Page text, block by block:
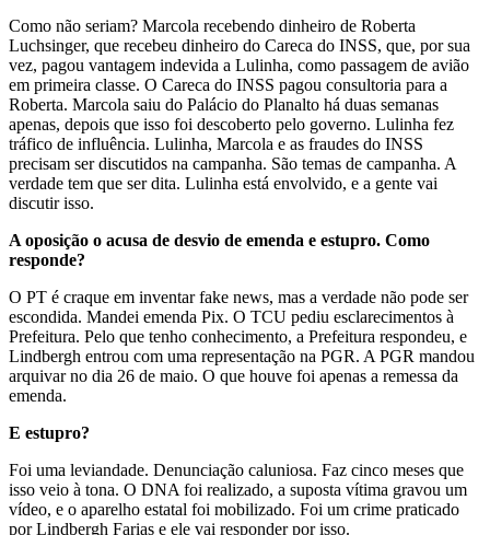
Como não seriam? Marcola recebendo dinheiro de Roberta
Luchsinger, que recebeu dinheiro do Careca do INSS, que, por sua
vez, pagou vantagem indevida a Lulinha, como passagem de avião
em primeira classe. O Careca do INSS pagou consultoria para a
Roberta. Marcola saiu do Palácio do Planalto há duas semanas
apenas, depois que isso foi descoberto pelo governo. Lulinha fez
tráfico de influência. Lulinha, Marcola e as fraudes do INSS
precisam ser discutidos na campanha. São temas de campanha. A
verdade tem que ser dita. Lulinha está envolvido, e a gente vai
discutir isso.
A oposição o acusa de desvio de emenda e estupro. Como
responde?
O PT é craque em inventar fake news, mas a verdade não pode ser
escondida. Mandei emenda Pix. O TCU pediu esclarecimentos à
Prefeitura. Pelo que tenho conhecimento, a Prefeitura respondeu, e
Lindbergh entrou com uma representação na PGR. A PGR mandou
arquivar no dia 26 de maio. O que houve foi apenas a remessa da
emenda.
E estupro?
Foi uma leviandade. Denunciação caluniosa. Faz cinco meses que
isso veio à tona. O DNA foi realizado, a suposta vítima gravou um
vídeo, e o aparelho estatal foi mobilizado. Foi um crime praticado
por Lindbergh Farias e ele vai responder por isso.